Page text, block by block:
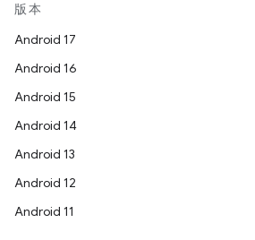
版本
Android 17
Android 16
Android 15
Android 14
Android 13
Android 12
Android 11